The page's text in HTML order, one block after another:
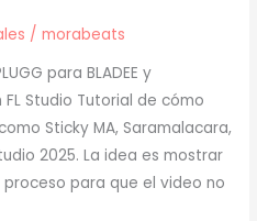
/morabeats
para BLADEE y
FL Studio Tutorial de cómo
Sticky MA, Saramalacara,
2025. La idea es mostrar
para que el video no